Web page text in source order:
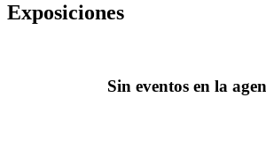
Exposiciones
Sin eventos en la